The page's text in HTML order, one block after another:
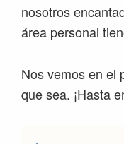
nosotros
área personal
Nos vemos en el
que sea. ¡Hasta